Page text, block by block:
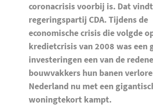
coronacrisis voorbij is. Dat vindt
regeringspartij CDA. Tijdens de
economische crisis die volgde
kredietcrisis van 2008 was een
investeringen een van de
bouwvakkers hun banen
Nederland nu met een
woningtekort kampt.